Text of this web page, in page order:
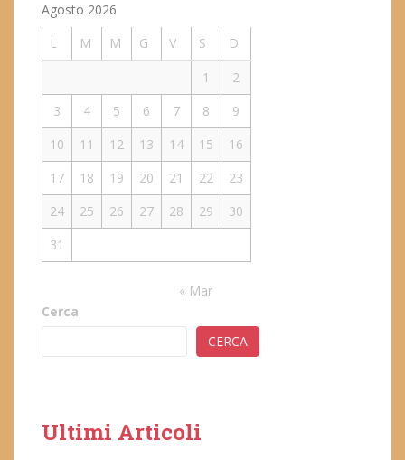
Agosto 2026
L
M M G V S
D
1
2
3
4 5 6 7 8
9
10
11 12 13 14 15
16
17
18 19 20 21 22
23
24
25 26 27 28 29
30
31
« Mar
Cerca
CERCA
Ultimi Articoli